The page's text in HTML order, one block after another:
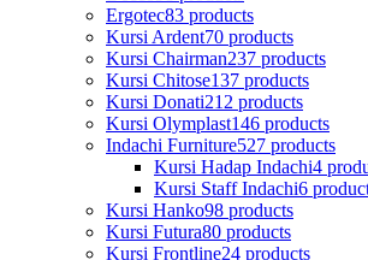
Ergotec83 products
Kursi Ardent70 products
Kursi Chairman237 products
Kursi Chitose137 products
Kursi Donati212 products
Kursi Olymplast146 products
Indachi Furniture527 products
Kursi Hadap Indachi4
Kursi Staff Indachi6
Kursi Hanko98 products
Kursi Futura80 products
Kursi Frontline24 products